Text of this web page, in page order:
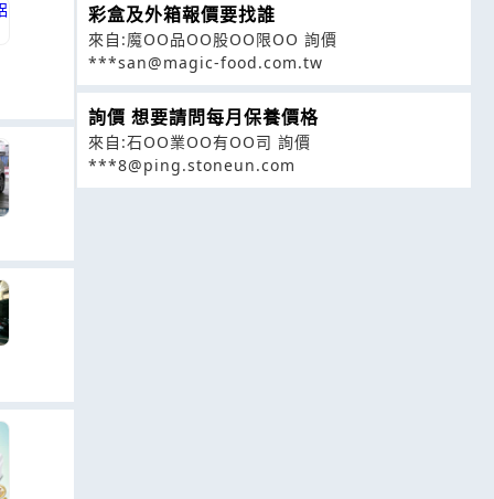
彩盒及外箱報價要找誰
來自:魔OO品OO股OO限OO 詢價
***san@magic-food.com.tw
詢價 想要請問每月保養價格
來自:石OO業OO有OO司 詢價
***8@ping.stoneun.com